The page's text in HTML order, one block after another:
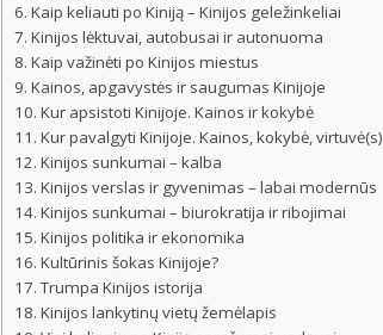
Kaip keliauti po Kiniją – Kinijos geležinkeliai
Kinijos lėktuvai, autobusai ir autonuoma
Kaip važinėti po Kinijos miestus
Kainos, apgavystės ir saugumas Kinijoje
Kur apsistoti Kinijoje. Kainos ir kokybė
Kur pavalgyti Kinijoje. Kainos, kokybė, virtuvė(s)
Kinijos sunkumai – kalba
Kinijos verslas ir gyvenimas – labai modernūs
Kinijos sunkumai – biurokratija ir ribojimai
Kinijos politika ir ekonomika
Kultūrinis šokas Kinijoje?
Trumpa Kinijos istorija
Kinijos lankytinų vietų žemėlapis